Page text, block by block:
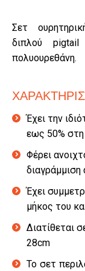
Σετ
διπλού
πολυουρεθάνη.
Έχει την
εως 50%
Φέρει
διαγράμμιση
Έχει
μήκος του
Διατίθεται
28cm
Το σετ